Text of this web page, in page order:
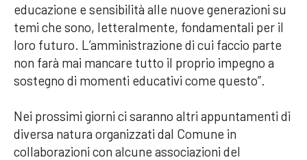
educazione e sensibilità alle nuove generazioni su
temi che sono, letteralmente, fondamentali per il
loro futuro. L’amministrazione di cui faccio parte
non farà mai mancare tutto il proprio impegno a
sostegno di momenti educativi come questo”.
Nei prossimi giorni ci saranno altri appuntamenti di
diversa natura organizzati dal Comune in
collaborazioni con alcune associazioni del